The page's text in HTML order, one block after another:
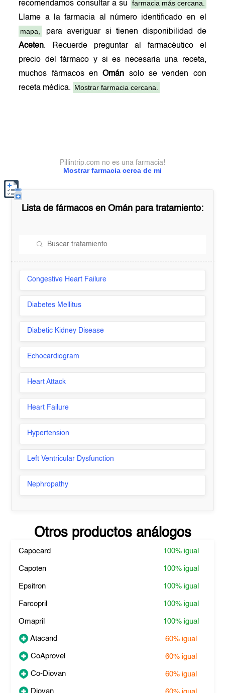
recomendamos consultar a su
farmacia más cercana.
Llame a la farmacia al número identificado en el
mapa,
para averiguar si tienen disponibilidad de
Aceten. Recuerde preguntar al farmacéutico el
precio del fármaco y si es necesaria una receta,
muchos fármacos enOmán solo se venden con
receta médica. Mostrar farmacia cercana.
Mostrar farmacia cerca de mi
Pillintrip.com no es una farmacia!
Lista de fármacos en Omán para tratamiento:
Congestive Heart Failure
Diabetes Mellitus
Diabetic Kidney Disease
Echocardiogram
Heart Attack
Heart Failure
Hypertension
Left Ventricular Dysfunction
Nephropathy
Otros productos análogos
Capocard 100% igual
Capoten 100% igual
Epsitron 100% igual
Farcopril 100% igual
Omapril 100% igual
Atacand 60% igual
CoAprovel 60% igual
Co-Diovan 60% igual
Diovan